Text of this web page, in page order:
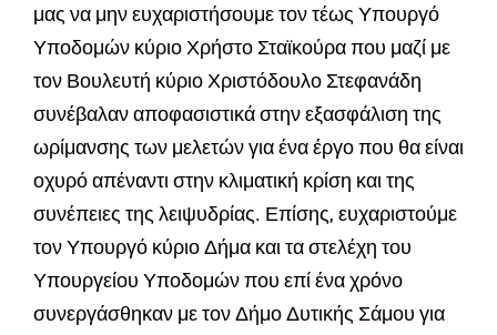
μας να μην ευχαριστήσουμε τον τέως Υπουργό
Υποδομών κύριο Χρήστο Σταϊκούρα που μαζί με
τον Βουλευτή κύριο Χριστόδουλο Στεφανάδη
συνέβαλαν αποφασιστικά στην εξασφάλιση της
ωρίμανσης των μελετών για ένα έργο που θα είναι
οχυρό απέναντι στην κλιματική κρίση και της
συνέπειες της λειψυδρίας. Επίσης, ευχαριστούμε
τον Υπουργό κύριο Δήμα και τα στελέχη του
Υπουργείου Υποδομών που επί ένα χρόνο
συνεργάσθηκαν με τον Δήμο Δυτικής Σάμου για